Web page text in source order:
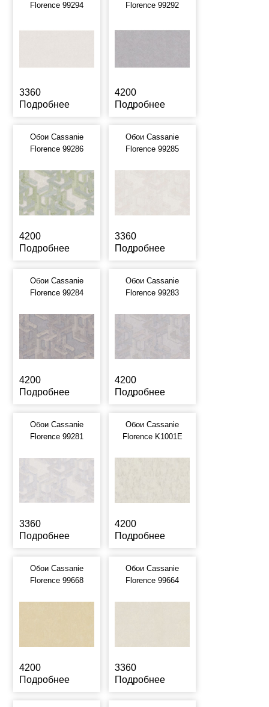
Florence 99294
3360
Подробнее
Florence 99292
4200
Подробнее
Обои Cassanie
Florence 99286
4200
Подробнее
Обои Cassanie
Florence 99285
3360
Подробнее
Обои Cassanie
Florence 99284
4200
Подробнее
Обои Cassanie
Florence 99283
4200
Подробнее
Обои Cassanie
Florence 99281
3360
Подробнее
Обои Cassanie
Florence K1001E
4200
Подробнее
Обои Cassanie
Florence 99668
4200
Подробнее
Обои Cassanie
Florence 99664
3360
Подробнее